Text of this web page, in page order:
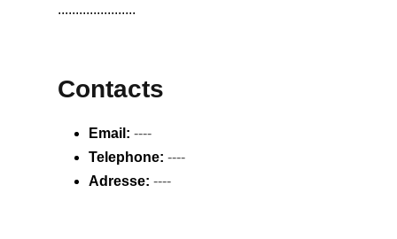
......................
Contacts
Email: ----
Telephone: ----
Adresse: ----